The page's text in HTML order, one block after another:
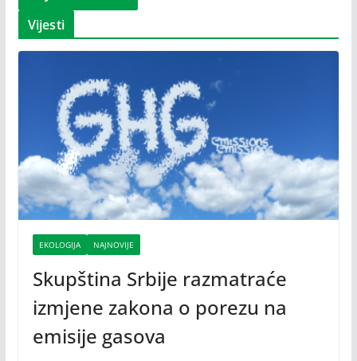
Vijesti
EKOLOGIJA NAJNOVIJE
Skupština Srbije razmatraće
izmjene zakona o porezu na
emisije gasova